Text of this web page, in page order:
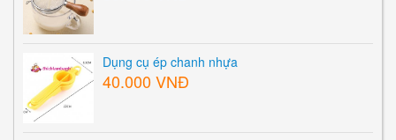
Dụng cụ ép chanh nhựa
40.000 VNĐ